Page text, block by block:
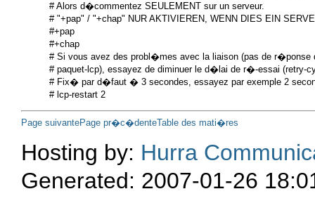
# Alors d�commentez SEULEMENT sur un serveur.
# "+pap" / "+chap" NUR AKTIVIEREN, WENN DIES EIN
#+pap
#+chap
# Si vous avez des probl�mes avec la liaison (pas de r�ponse
# paquet-lcp), essayez de diminuer le d�lai de r�-essai (retry-
# Fix� par d�faut � 3 secondes, essayez par exemple 2
Page suivantePage pr�c�denteTable des mati�res
Hosting by: Hurra
Generated: 2007-01-26